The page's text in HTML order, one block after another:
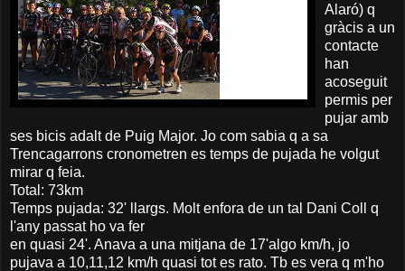
Alaró) q
gràcis a un
contacte
han
acoseguit
permis per
pujar amb
ses bicis adalt de Puig Major. Jo com sabia q a sa
Trencagarrons cronometren es temps de pujada he volgut
mirar q feia.
Total: 73km
Temps pujada: 32' llargs. Molt enfora de un tal Dani Coll q
l'any passat ho va fer
en quasi 24'. Anava a una mitjana de 17'algo km/h, jo
pujava a 10,11,12 km/h quasi tot es rato. Tb es vera q m'ho